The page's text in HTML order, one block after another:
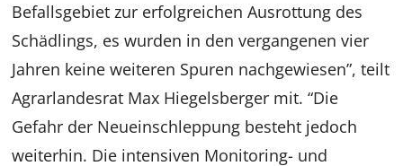
Befallsgebiet zur erfolgreichen Ausrottung des
Schädlings, es wurden in den vergangenen vier
Jahren keine weiteren Spuren nachgewiesen”, teilt
Agrarlandesrat Max Hiegelsberger mit. “Die
Gefahr der Neueinschleppung besteht jedoch
weiterhin. Die intensiven Monitoring- und